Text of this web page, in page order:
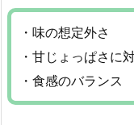
・味の想定外さ
・甘じょっぱさに
・食感のバランス